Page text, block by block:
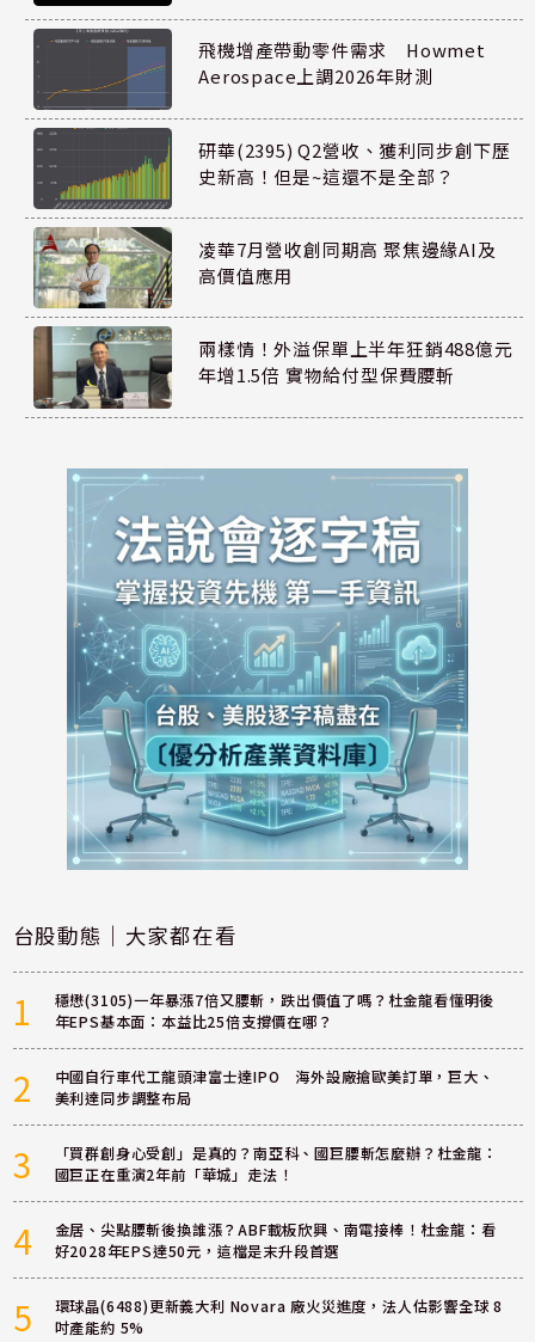
飛機增產帶動零件需求 Howmet
Aerospace上調2026年財測
研華(2395) Q2營收、獲利同步創下歷
史新高！但是~這還不是全部？
凌華7月營收創同期高 聚焦邊緣AI及
高價值應用
兩樣情！外溢保單上半年狂銷488億元
年增1.5倍 實物給付型保費腰斬
台股動態｜大家都在看
1
穩懋(3105)一年暴漲7倍又腰斬，跌出價值了嗎？杜金龍看懂明後
年EPS基本面：本益比25倍支撐價在哪？
2
中國自行車代工龍頭津富士達IPO 海外設廠搶歐美訂單，巨大、
美利達同步調整布局
3
「買群創身心受創」是真的？南亞科、國巨腰斬怎麼辦？杜金龍：
國巨正在重演2年前「華城」走法！
4
金居、尖點腰斬後換誰漲？ABF載板欣興、南電接棒！杜金龍：看
好2028年EPS達50元，這檔是末升段首選
5
環球晶(6488)更新義大利 Novara 廠火災進度，法人估影響全球 8
吋產能約 5%